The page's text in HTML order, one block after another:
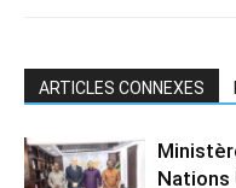
ARTICLES CONNEXES
Nations